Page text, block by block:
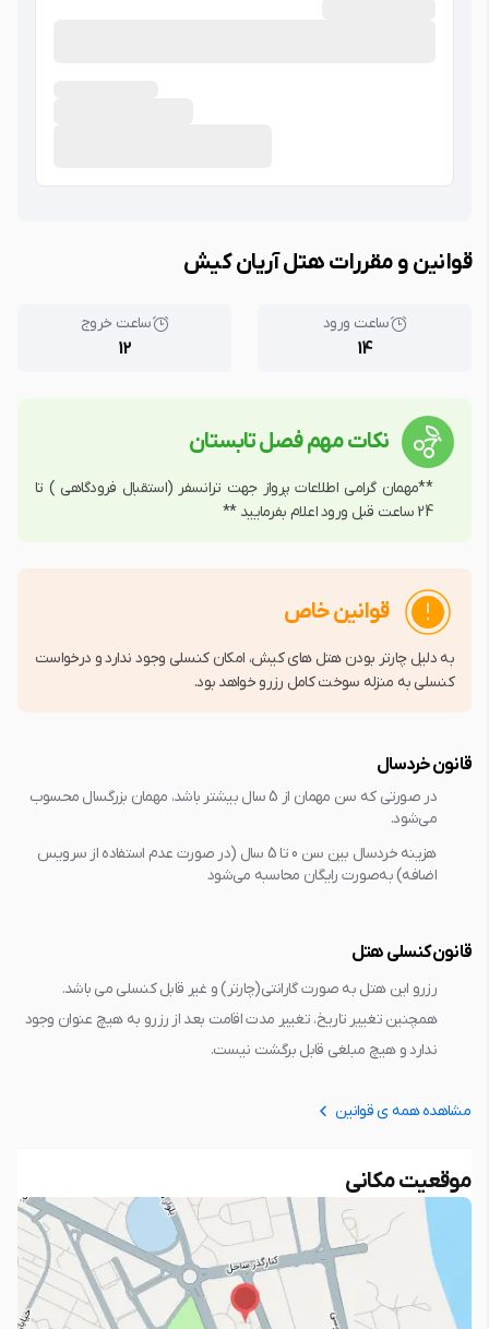
قوانین و مقررات هتل آریان کیش
ساعت ورود
14
ساعت خروج
12
نکات مهم فصل تابستان
24 ساعت قبل ورود اعلام بفرمایید **
قوانین خاص
به دلیل چارتر بودن هتل های کیش، امکان کنسلی وجود ندارد و درخواست
کنسلی به منزله سوخت کامل رزرو خواهد بود.
قانون خردسال
در صورتی که سن مهمان از 5 سال بیشتر باشد، مهمان بزرگسال محسوب
می‌شود.
هزینه خردسال بین سن 0 تا 5 سال (در صورت عدم استفاده از سرویس
اضافه) به‌صورت رایگان محاسبه می‌شود
قانون کنسلی هتل
رزرو این هتل به صورت گارانتی(چارتر) و غیر قابل کنسلی می باشد.
همچنین تغيير تاريخ، تغيير مدت اقامت بعد از رزرو به هيچ عنوان وجود
ندارد و هيچ مبلغي قابل برگشت نيست.
مشاهده همه ی قوانین
موقعیت مکانی